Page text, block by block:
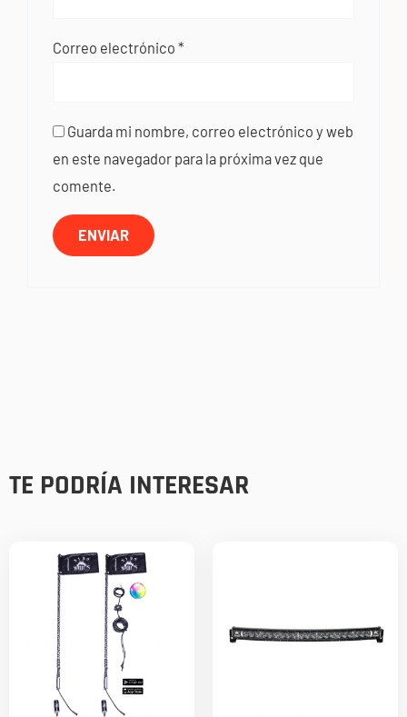
Correo electrónico*
Guarda mi nombre, correo electrónico y web
en este navegador para la próxima vez que
comente.
TE PODRÍA INTERESAR